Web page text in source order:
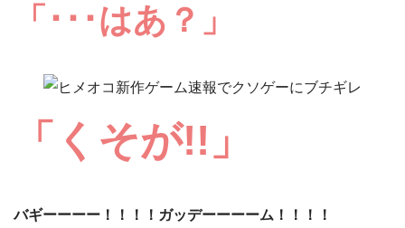
「･･･はあ？」
「くそが!!」
バギーーーー！！！！ガッデーーーーム！！！！